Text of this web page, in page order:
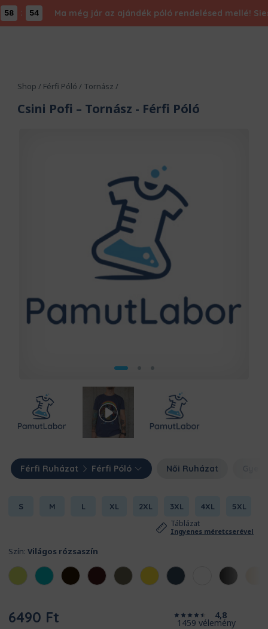
: 53 Ma még jár az ajándék póló rendelésed mellé!
Shop / Férfi Póló / Tornász /
Csini Pofi – Tornász - Férfi Póló
Férfi Ruházat Férfi Póló Női Ruházat
S M L XL 2XL 3XL 4XL 5XL
Táblázat
Ingyenes méretcserével
Szín: Világos rózsaszín
6490 Ft 4,8
1459 vélemény